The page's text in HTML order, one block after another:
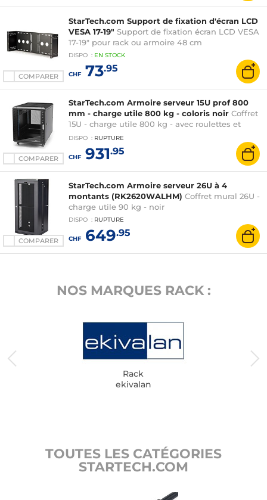
COMPARER
StarTech.com Support de fixation d'écran LCD
VESA 17-19" Support de fixation écran LCD VESA
17-19" pour rack ou armoire 48 cm
DISPO : EN STOCK
CHF73.95
COMPARER
StarTech.com Armoire serveur 15U prof 800
mm - charge utile 800 kg - coloris noir Coffret
15U - charge utile 800 kg - avec roulettes et
pieds de mise à niveau - noir
DISPO : RUPTURE
CHF931.95
COMPARER
StarTech.com Armoire serveur 26U à 4
montants (RK2620WALHM) Coffret mural 26U -
charge utile 90 kg - noir
DISPO : RUPTURE
CHF649.95
NOS MARQUES RACK :
Rack
ekivalan
TOUTES LES CATÉGORIES
STARTECH.COM